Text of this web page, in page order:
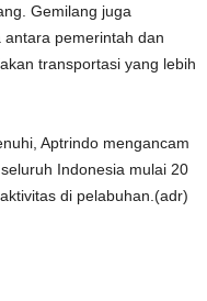
Gemilang juga
pemerintah dan
transportasi yang lebih
Aptrindo mengancam
Indonesia mulai 20
di pelabuhan.(adr)